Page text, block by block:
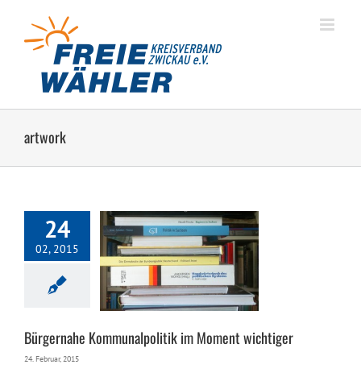
springen
artwork
24
02, 2015
wichtiger
Bürgernahe Kommunalpolitik im Moment wichtiger
24. Februar, 2015